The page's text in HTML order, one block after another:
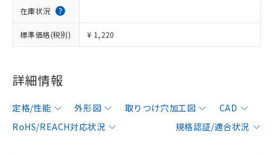
在庫状況
標準価格(税別) ¥ 1,220
詳細情報
定格/性能 外形図 取りつけ穴加工図
CAD
RoHS/REACH対応状況
規格認証/適合状況